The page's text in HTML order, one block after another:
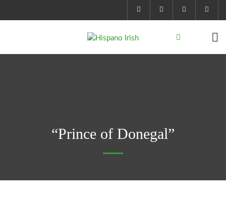
“Prince of Donegal”